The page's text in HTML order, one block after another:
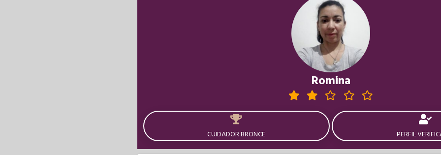
Romina
CUIDADOR BRONCE PERFIL